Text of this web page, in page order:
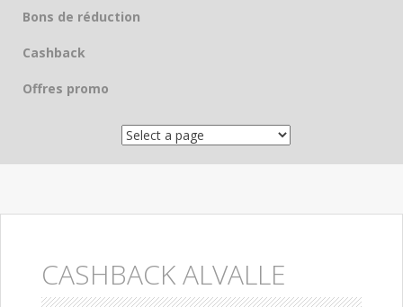
Bons de réduction
Cashback
Offres promo
CASHBACK ALVALLE